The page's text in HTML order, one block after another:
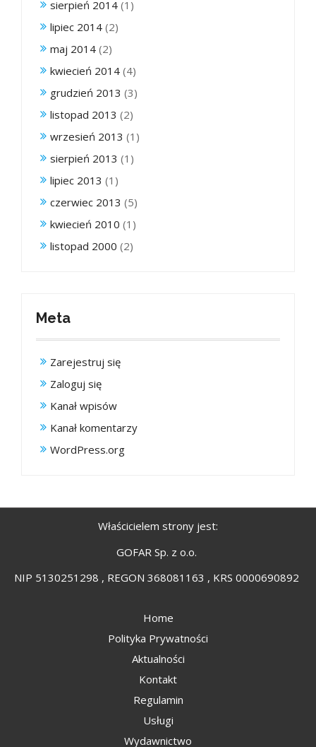
sierpień 2014 (1)
lipiec 2014 (2)
maj 2014 (2)
kwiecień 2014 (4)
grudzień 2013 (3)
listopad 2013 (2)
wrzesień 2013 (1)
sierpień 2013 (1)
lipiec 2013 (1)
czerwiec 2013 (5)
kwiecień 2010 (1)
listopad 2000 (2)
Meta
Zarejestruj się
Zaloguj się
Kanał wpisów
Kanał komentarzy
WordPress.org
Właścicielem strony jest:
GOFAR Sp. z o.o.
NIP 5130251298 , REGON 368081163 , KRS 0000690892
Home
Polityka Prywatności
Aktualności
Kontakt
Regulamin
Usługi
Wydawnictwo